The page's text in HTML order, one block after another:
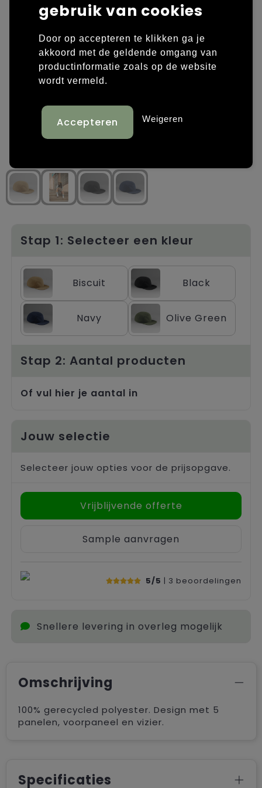
Laptop hoezen en tassen
Overige tassen
Papieren tassen
Promotietassen
Reistassen
Schoudertassen
Tassen voor sport
Trolleys
Overige kleding
Polo's
Sweaters bedrukken
T-shirts bedrukken
Vesten bedrukken
Stap 1: Selecteer een kleur
Biscuit Black
Navy Olive Green
Stap 2: Aantal producten
Of vul hier je aantal in
Jouw selectie
Selecteer jouw opties voor de prijsopgave.
Vrijblijvende offerte
Sample aanvragen
5/5 | 3 beoordelingen
Snellere levering in overleg mogelijk
Omschrijving
100% gerecycled polyester. Design met 5
panelen, voorpaneel en vizier.
Specificaties
gebruik van cookies
Door op accepteren te klikken ga je
akkoord met de geldende omgang van
productinformatie zoals op de website
wordt vermeld.
Weigeren